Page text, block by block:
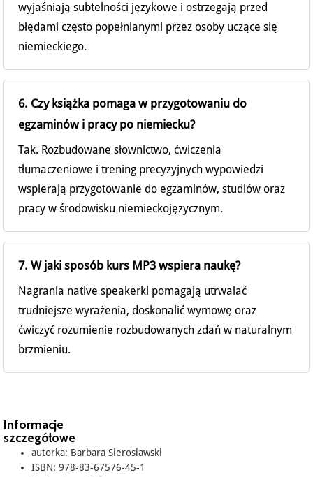
wyjaśniają subtelności językowe i ostrzegają przed
błędami często popełnianymi przez osoby uczące się
niemieckiego.
6. Czy książka pomaga w przygotowaniu do
egzaminów i pracy po niemiecku?
Tak. Rozbudowane słownictwo, ćwiczenia
tłumaczeniowe i trening precyzyjnych wypowiedzi
wspierają przygotowanie do egzaminów, studiów oraz
pracy w środowisku niemieckojęzycznym.
7. W jaki sposób kurs MP3 wspiera naukę?
Nagrania native speakerki pomagają utrwalać
trudniejsze wyrażenia, doskonalić wymowę oraz
ćwiczyć rozumienie rozbudowanych zdań w naturalnym
brzmieniu.
Informacje
szczegółowe
autorka: Barbara Sieroslawski
ISBN: 978-83-67576-45-1